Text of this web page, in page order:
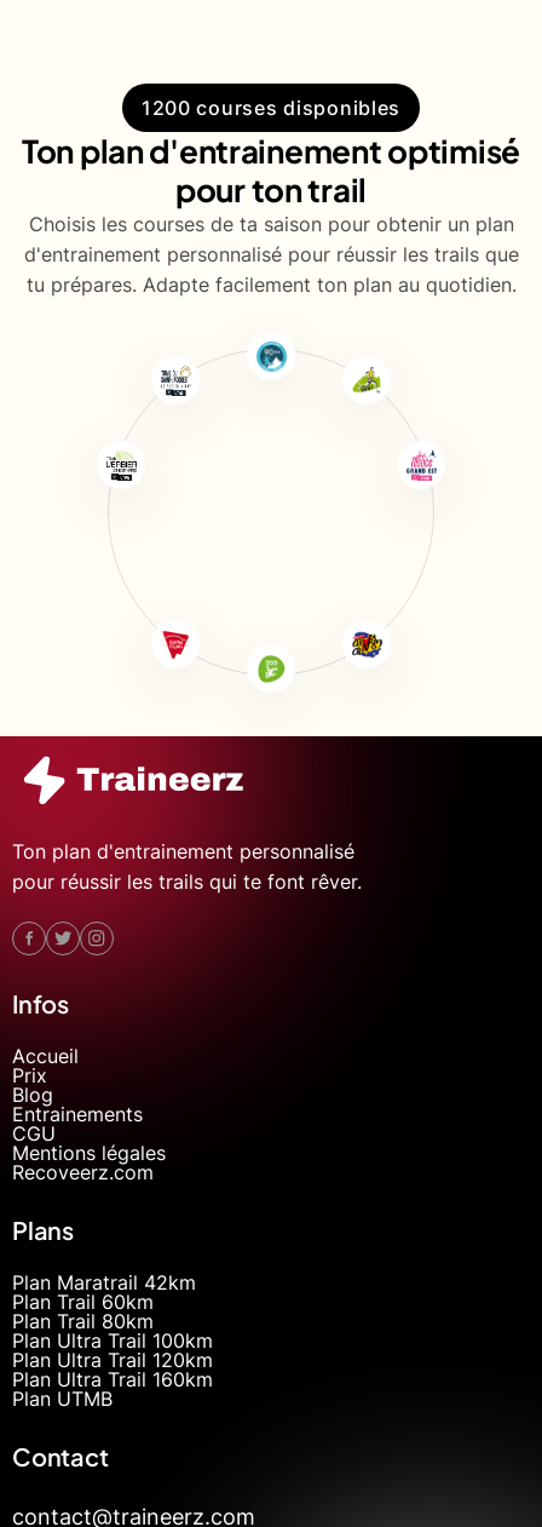
1200 courses disponibles
Ton plan d'entrainement optimisé
pour ton trail
Choisis les courses de ta saison pour obtenir un plan
d'entrainement personnalisé pour réussir les trails que
tu prépares. Adapte facilement ton plan au quotidien.
Ton plan d'entrainement personnalisé
pour réussir les trails qui te font rêver.
Infos
Accueil
Prix
Blog
Entrainements
CGU
Mentions légales
Recoveerz.com
Plans
Plan Maratrail 42km
Plan Trail 60km
Plan Trail 80km
Plan Ultra Trail 100km
Plan Ultra Trail 120km
Plan Ultra Trail 160km
Plan UTMB
Contact
contact@traineerz.com